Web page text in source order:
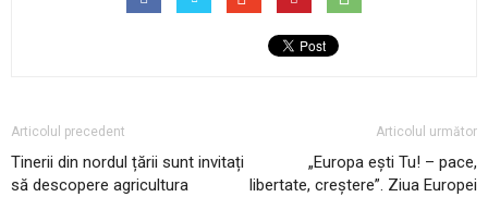
Articolul precedent
Tinerii din nordul țării sunt invitați
să descopere agricultura
Articolul următor
„Europa ești Tu! – pace,
libertate, creștere”. Ziua Europei